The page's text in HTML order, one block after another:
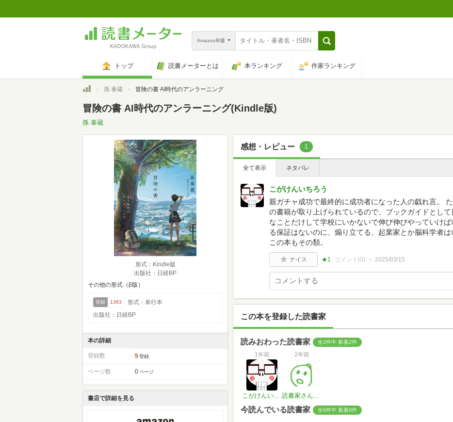
Amazon和書
トップ 読書メーターとは 本ランキング 作家ランキング
トップ孫 泰蔵 冒険の書 AI時代のアンラーニング
冒険の書 AI時代のアンラーニング(Kindle版)
孫 泰蔵
形式：Kindle版
出版社：日経BP
その他の形式（β版）
登録 1383
形式：単行本
出版社：日経BP
本の詳細
登録数 5 登録
ページ数 0 ページ
書店で詳細を見る
感想・レビュー 1
全て表示 ネタバレ
こがけんいちろう
親ガチャ成功で最終的に成功者になった人の戯れ言。
の書籍が取り上げられているので、ブックガイドとし
なことだけして学校にいかないで伸び伸びやっていけ
る保証はないのに、煽り立てる、起業家とか脳科学者は
この本もその類。
ナイス ★1 コメント(0) 2025/03/15
この本を登録した読書家
読みおわった読書家 全2件中 新着2件
1年前
こがけんいちろう
2年前
読書家さん#mR6SwY
今読んでいる読書家 全0件中 新着0件